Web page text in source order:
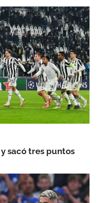
sacó tres puntos